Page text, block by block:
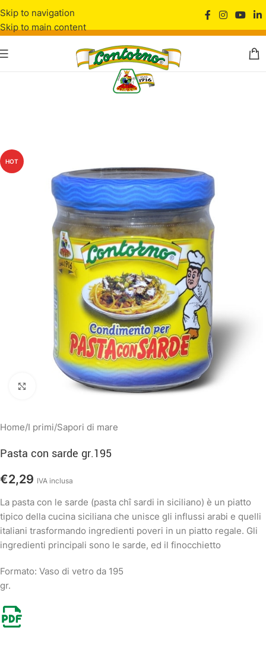
Skip to navigation
Skip to main content
HOT
Clicca per ingrandire
Home/I primi/Sapori di mare
Pasta con sarde gr.195
€2,29 IVA inclusa
La pasta con le sarde (pasta chî sardi in siciliano) è un piatto
tipico della cucina siciliana che unisce gli influssi arabi e quelli
italiani trasformando ingredienti poveri in un piatto regale. Gli
ingredienti principali sono le sarde, ed il finocchietto
Formato: Vaso di vetro da 195
gr.